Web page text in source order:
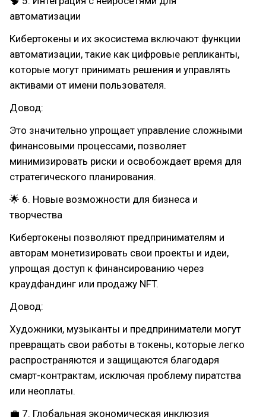
автоматизации
Кибертокены и их экосистема включают функции
автоматизации, такие как цифровые репликанты,
которые могут принимать решения и управлять
активами от имени пользователя.
Довод:
Это значительно упрощает управление сложными
финансовыми процессами, позволяет
минимизировать риски и освобождает время для
стратегического планирования.
🌟 6. Новые возможности для бизнеса и
творчества
Кибертокены позволяют предпринимателям и
авторам монетизировать свои проекты и идеи,
упрощая доступ к финансированию через
краудфандинг или продажу NFT.
Довод:
Художники, музыканты и предприниматели могут
превращать свои работы в токены, которые легко
распространяются и защищаются благодаря
смарт-контрактам, исключая проблему пиратства
или неоплаты.
💼 7. Глобальная экономическая инклюзия